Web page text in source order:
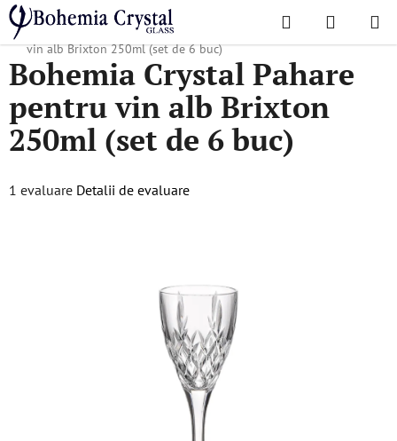
Treci
conținut
Căutare
DE
Acasă
/ Colecții populare / Brixton
Bohemia Crystal Pahare pentru
vin alb Brixton 250ml (set de 6 buc)
Bohemia Crystal Pahare
pentru vin alb Brixton
250ml (set de 6 buc)
Evaluarea
1 evaluare Detalii de evaluare